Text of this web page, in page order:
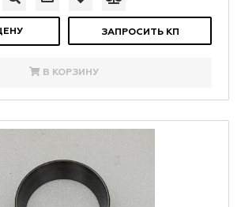
ЗАПРОСИТЬ КП
В КОРЗИНУ